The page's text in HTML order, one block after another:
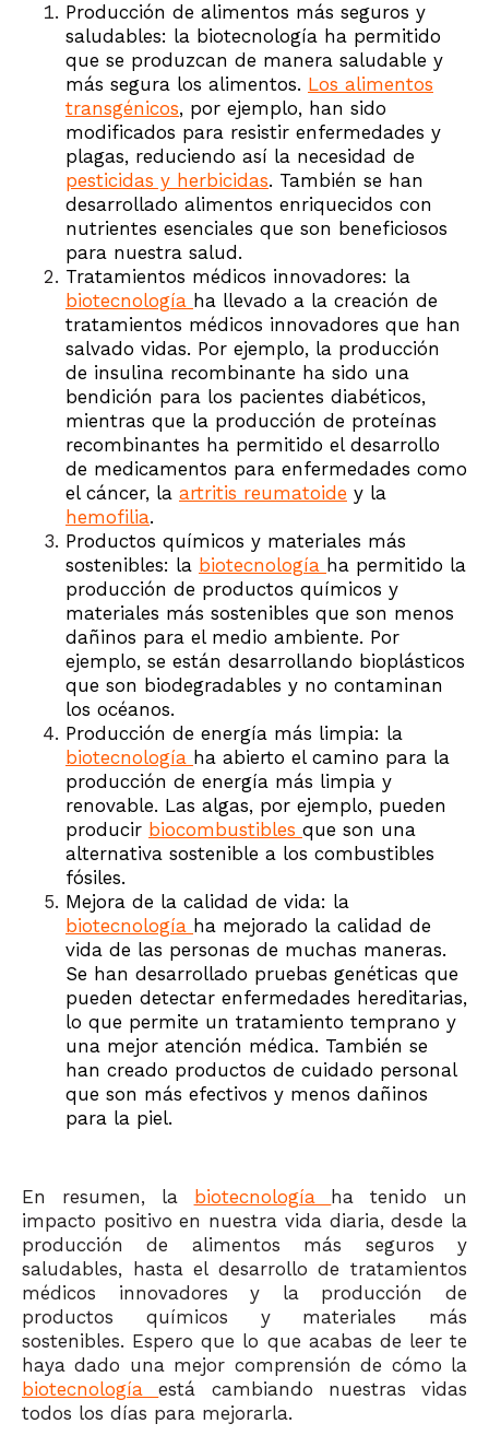
Producción de alimentos más seguros y
saludables: la biotecnología ha permitido
que se produzcan de manera saludable y
más segura los alimentos. Los alimentos
transgénicos, por ejemplo, han sido
modificados para resistir enfermedades y
plagas, reduciendo así la necesidad de
pesticidas y herbicidas. También se han
desarrollado alimentos enriquecidos con
nutrientes esenciales que son beneficiosos
para nuestra salud.
Tratamientos médicos innovadores: la
biotecnología ha llevado a la creación de
tratamientos médicos innovadores que han
salvado vidas. Por ejemplo, la producción
de insulina recombinante ha sido una
bendición para los pacientes diabéticos,
mientras que la producción de proteínas
recombinantes ha permitido el desarrollo
de medicamentos para enfermedades como
el cáncer, la artritis reumatoide y la
hemofilia.
Productos químicos y materiales más
sostenibles: la biotecnología ha permitido la
producción de productos químicos y
materiales más sostenibles que son menos
dañinos para el medio ambiente. Por
ejemplo, se están desarrollando bioplásticos
que son biodegradables y no contaminan
los océanos.
Producción de energía más limpia: la
biotecnología ha abierto el camino para la
producción de energía más limpia y
renovable. Las algas, por ejemplo, pueden
producir biocombustibles que son una
alternativa sostenible a los combustibles
fósiles.
Mejora de la calidad de vida: la
biotecnología ha mejorado la calidad de
vida de las personas de muchas maneras.
Se han desarrollado pruebas genéticas que
pueden detectar enfermedades hereditarias,
lo que permite un tratamiento temprano y
una mejor atención médica. También se
han creado productos de cuidado personal
que son más efectivos y menos dañinos
para la piel.
En resumen, la biotecnología ha tenido un
impacto positivo en nuestra vida diaria, desde la
producción de alimentos más seguros y
saludables, hasta el desarrollo de tratamientos
médicos innovadores y la producción de
productos químicos y materiales más
sostenibles. Espero que lo que acabas de leer te
haya dado una mejor comprensión de cómo la
biotecnologíaestá cambiando nuestras vidas
todos los días para mejorarla.